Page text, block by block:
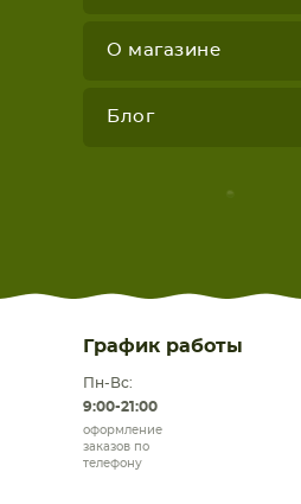
О магазине
Блог
График работы
Пн-Вс:
9:00-21:00
оформление
заказов по
телефону